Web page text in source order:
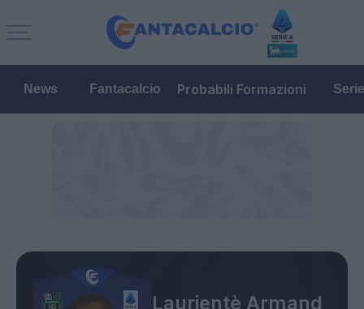
News Fantacalcio Probabili Formazioni
Laurientè Armand